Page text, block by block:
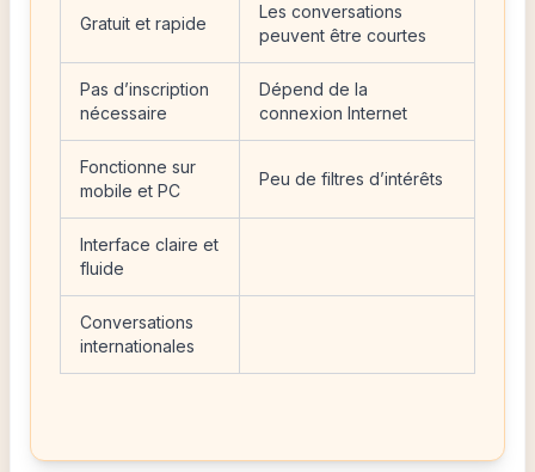
Gratuit et rapide
Les conversations
peuvent être courtes
Pas d’inscription
nécessaire
Dépend de la
connexion Internet
Fonctionne sur
mobile et PC
Peu de filtres d’intérêts
Interface claire et
fluide
Conversations
internationales